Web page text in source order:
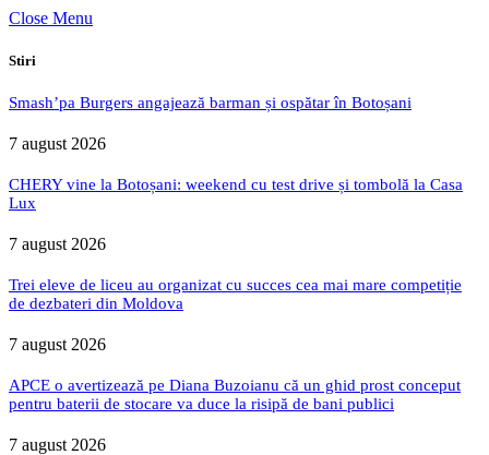
Close Menu
Stiri
Smash’pa Burgers angajează barman și ospătar în Botoșani
7 august 2026
CHERY vine la Botoșani: weekend cu test drive și tombolă la Casa
Lux
7 august 2026
Trei eleve de liceu au organizat cu succes cea mai mare competiție
de dezbateri din Moldova
7 august 2026
APCE o avertizează pe Diana Buzoianu că un ghid prost conceput
pentru baterii de stocare va duce la risipă de bani publici
7 august 2026